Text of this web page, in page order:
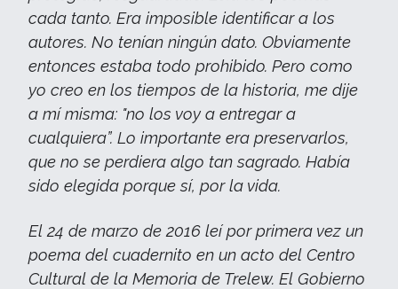
cada tanto. Era imposible identificar a los
autores. No tenían ningún dato. Obviamente
entonces estaba todo prohibido. Pero como
yo creo en los tiempos de la historia, me dije
a mí misma: "no los voy a entregar a
cualquiera”. Lo importante era preservarlos,
que no se perdiera algo tan sagrado. Había
sido elegida porque sí, por la vida.
El 24 de marzo de 2016 leí por primera vez un
poema del cuadernito en un acto del Centro
Cultural de la Memoria de Trelew. El Gobierno